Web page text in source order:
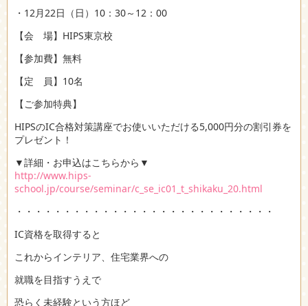
・12月22日（日）10：30～12：00
【会 場】HIPS東京校
【参加費】無料
【定 員】10名
【ご参加特典】
HIPSのIC合格対策講座でお使いいただける5,000円分の割引券を
プレゼント！
▼詳細・お申込はこちらから▼
http://www.hips-
school.jp/course/seminar/c_se_ic01_t_shikaku_20.html
・・・・・・・・・・・・・・・・・・・・・・・・・・・
IC資格を取得すると
これからインテリア、住宅業界への
就職を目指すうえで
恐らく未経験という方ほど